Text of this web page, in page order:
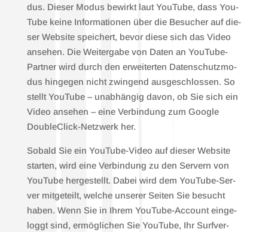
dus. Die­ser Modus bewirkt laut You­Tube, dass You­
Tube kei­ne Infor­ma­tio­nen über die Besu­cher auf die­
ser Web­site spei­chert, bevor die­se sich das Video
anse­hen. Die Wei­ter­ga­be von Daten an You­Tube-
Part­ner wird durch den erwei­ter­ten Daten­schutz­mo­
dus hin­ge­gen nicht zwin­gend aus­ge­schlos­sen. So
stellt You­Tube – unab­hän­gig davon, ob Sie sich ein
Video anse­hen – eine Ver­bin­dung zum Goog­le
Dou­ble­Click-Netz­werk her.
Sobald Sie ein You­Tube-Video auf die­ser Web­site
star­ten, wird eine Ver­bin­dung zu den Ser­vern von
You­Tube her­ge­stellt. Dabei wird dem You­Tube-Ser­
ver mit­ge­teilt, wel­che unse­rer Sei­ten Sie besucht
haben. Wenn Sie in Ihrem You­Tube-Account ein­ge­
loggt sind, ermög­li­chen Sie You­Tube, Ihr Surf­ver­